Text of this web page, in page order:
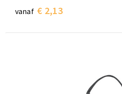
vanaf € 2,13